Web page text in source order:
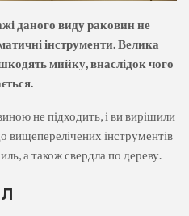
даного виду раковин не
інструменти. Велика
мийку, внаслідок чого
не підходить, і ви вирішили
вищеперелічених інструментів
а також свердла по дереву.